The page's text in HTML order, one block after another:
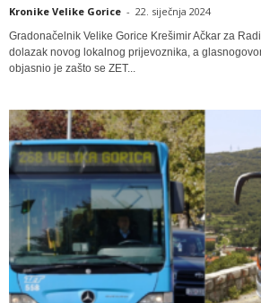
Kronike Velike Gorice - 22. siječnja 2024
Gradonačelnik Velike Gorice Krešimir Ačkar za
dolazak novog lokalnog prijevoznika, a
objasnio je zašto se ZET...